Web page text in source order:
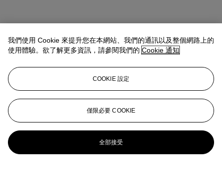
我們使用 Cookie 來提升您在本網站、我們的通訊以及整個網路上的
使用體驗。欲了解更多資訊，請參閱我們的 Cookie 通知
COOKIE 設定
僅限必要 COOKIE
全部接受